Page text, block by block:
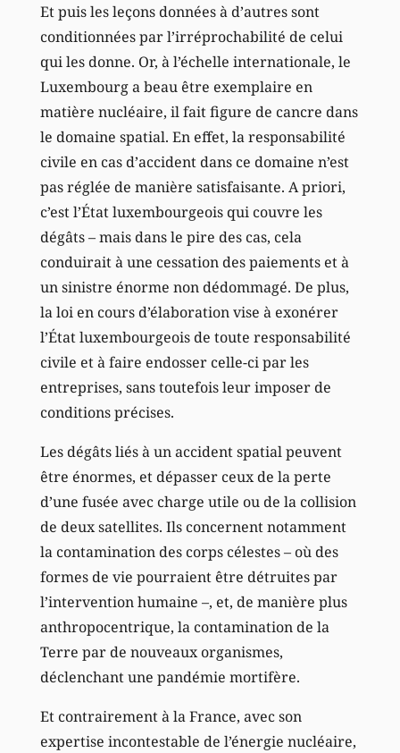
Et puis les leçons données à d’autres sont
conditionnées par l’irréprochabilité de celui
qui les donne. Or, à l’échelle internationale, le
Luxembourg a beau être exemplaire en
matière nucléaire, il fait figure de cancre dans
le domaine spatial. En effet, la responsabilité
civile en cas d’accident dans ce domaine n’est
pas réglée de manière satisfaisante. A priori,
c’est l’État luxembourgeois qui couvre les
dégâts – mais dans le pire des cas, cela
conduirait à une cessation des paiements et à
un sinistre énorme non dédommagé. De plus,
la loi en cours d’élaboration vise à exonérer
l’État luxembourgeois de toute responsabilité
civile et à faire endosser celle-ci par les
entreprises, sans toutefois leur imposer de
conditions précises.
Les dégâts liés à un accident spatial peuvent
être énormes, et dépasser ceux de la perte
d’une fusée avec charge utile ou de la collision
de deux satellites. Ils concernent notamment
la contamination des corps célestes – où des
formes de vie pourraient être détruites par
l’intervention humaine –, et, de manière plus
anthropocentrique, la contamination de la
Terre par de nouveaux organismes,
déclenchant une pandémie mortifère.
Et contrairement à la France, avec son
expertise incontestable de l’énergie nucléaire,